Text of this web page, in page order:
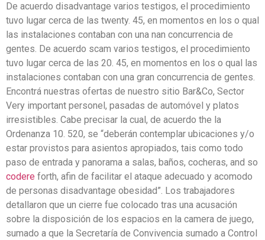
De acuerdo disadvantage varios testigos, el procedimiento
tuvo lugar cerca de las twenty. 45, en momentos en los o qual
las instalaciones contaban con una nan concurrencia de
gentes. De acuerdo scam varios testigos, el procedimiento
tuvo lugar cerca de las 20. 45, en momentos en los o qual las
instalaciones contaban con una gran concurrencia de gentes.
Encontrá nuestras ofertas de nuestro sitio Bar&Co, Sector
Very important personel, pasadas de automóvel y platos
irresistibles. Cabe precisar la cual, de acuerdo the la
Ordenanza 10. 520, se “deberán contemplar ubicaciones y/o
estar provistos para asientos apropiados, tais como todo
paso de entrada y panorama a salas, baños, cocheras, and so
codere forth, afin de facilitar el ataque adecuado y acomodo
de personas disadvantage obesidad”. Los trabajadores
detallaron que un cierre fue colocado tras una acusación
sobre la disposición de los espacios en la camera de juego,
sumado a que la Secretaría de Convivencia sumado a Control